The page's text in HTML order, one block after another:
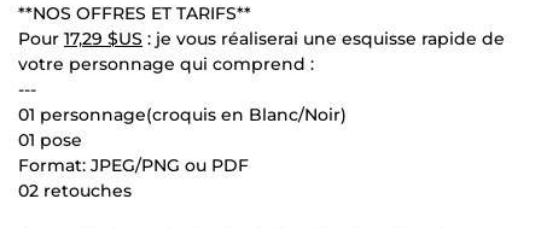
**NOS OFFRES ET TARIFS**
Pour 17,29 $US : je vous réaliserai une esquisse rapide de
votre personnage qui comprend :
---
01 personnage(croquis en Blanc/Noir)
01 pose
Format: JPEG/PNG ou PDF
02 retouches